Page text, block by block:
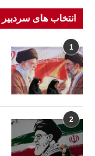
انتخاب های سردبیر
1
2